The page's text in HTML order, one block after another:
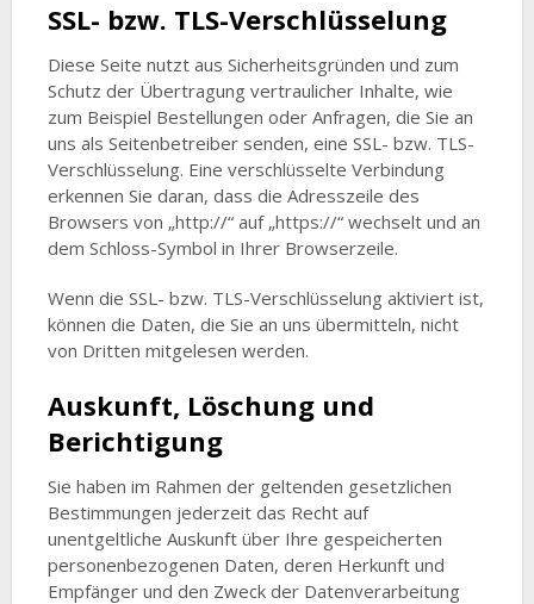
SSL- bzw. TLS-Verschlüsselung
Diese Seite nutzt aus Sicherheitsgründen und zum
Schutz der Übertragung vertraulicher Inhalte, wie
zum Beispiel Bestellungen oder Anfragen, die Sie an
uns als Seitenbetreiber senden, eine SSL- bzw. TLS-
Verschlüsselung. Eine verschlüsselte Verbindung
erkennen Sie daran, dass die Adresszeile des
Browsers von „http://“ auf „https://“ wechselt und an
dem Schloss-Symbol in Ihrer Browserzeile.
Wenn die SSL- bzw. TLS-Verschlüsselung aktiviert ist,
können die Daten, die Sie an uns übermitteln, nicht
von Dritten mitgelesen werden.
Auskunft, Löschung und
Berichtigung
Sie haben im Rahmen der geltenden gesetzlichen
Bestimmungen jederzeit das Recht auf
unentgeltliche Auskunft über Ihre gespeicherten
personenbezogenen Daten, deren Herkunft und
Empfänger und den Zweck der Datenverarbeitung